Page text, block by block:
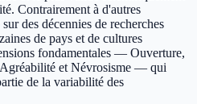
Contrairement à d'autres
des décennies de recherches
de pays et de cultures
fondamentales — Ouverture,
et Névrosisme — qui
de la variabilité des